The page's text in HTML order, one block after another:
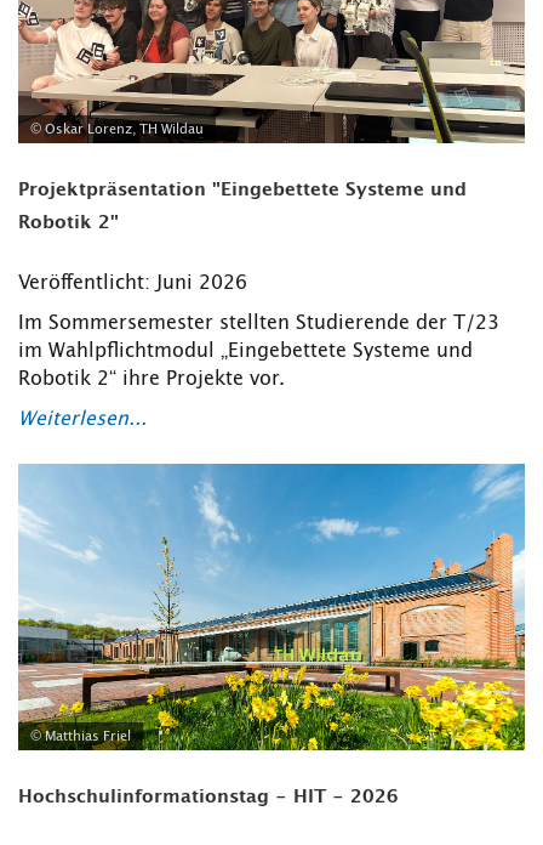
© Oskar Lorenz, TH Wildau
Projektpräsentation "Eingebettete Systeme und
Robotik 2"
Veröffentlicht: Juni 2026
Im Sommersemester stellten Studierende der T/23
im Wahlpflichtmodul „Eingebettete Systeme und
Robotik 2“ ihre Projekte vor.
Weiterlesen...
© Matthias Friel
Hochschulinformationstag - HIT - 2026